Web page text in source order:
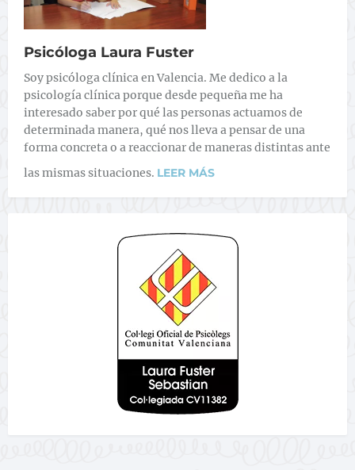
Psicóloga Laura Fuster
Soy psicóloga clínica en Valencia. Me dedico a la
psicología clínica porque desde pequeña me ha
interesado saber por qué las personas actuamos de
determinada manera, qué nos lleva a pensar de una
forma concreta o a reaccionar de maneras distintas ante
las mismas situaciones. LEER MÁS